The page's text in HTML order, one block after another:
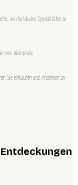
um die lokalen Spezialitäten zu
eine Weinprobe.
Sie einkaufen und Andenken an